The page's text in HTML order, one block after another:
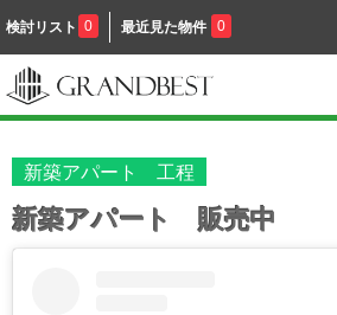
検討リスト 0 最近見た物件 0
新築アパート 工程
新築アパート 販売中